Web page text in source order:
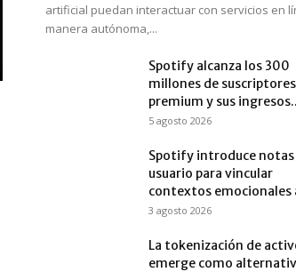
artificial puedan interactuar con servicios en
manera autónoma,...
Spotify alcanza los 300
millones de suscriptores
premium y sus
5 agosto 2026
Spotify introduce notas
usuario para vincular
contextos emocionales
3 agosto 2026
La tokenización de
emerge como